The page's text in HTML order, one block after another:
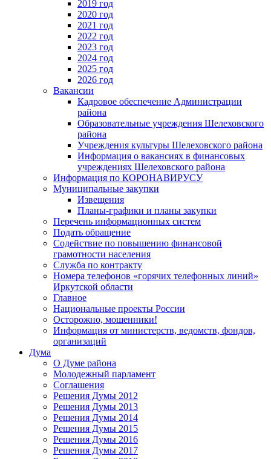
2019 год
2020 год
2021 год
2022 год
2023 год
2024 год
2025 год
2026 год
Вакансии
Кадровое обеспечение Администрации
района
Образовательные учреждения Шелеховского
района
Учреждения культуры Шелеховского района
Информация о вакансиях в финансовых
учреждениях Шелеховского района
Информация по КОРОНАВИРУСУ
Муниципальные закупки
Извещения
Планы-графики и планы закупки
Перечень информационных систем
Подать обращение
Содействие по повышению финансовой
грамотности населения
Служба по контракту
Номера телефонов «горячих телефонных линий»
Иркутской области
Главное
Национальные проекты России
Осторожно, мошенники!
Информация от министерств, ведомств, фондов,
организаций
Дума
О Думе района
Молодежный парламент
Соглашения
Решения Думы 2012
Решения Думы 2013
Решения Думы 2014
Решения Думы 2015
Решения Думы 2016
Решения Думы 2017